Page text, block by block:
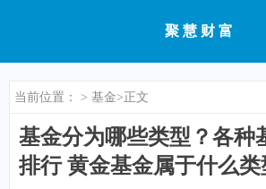
聚慧财富
当前位置： > 基金>正文
基金分为哪些类型？各种
排行 黄金基金属于什么